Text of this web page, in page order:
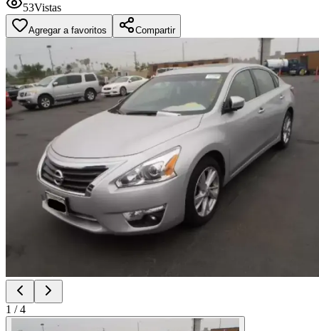
53Vistas
Agregar a favoritos Compartir
1 /4